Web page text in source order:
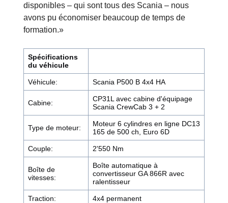
disponibles – qui sont tous des Scania – nous
avons pu économiser beaucoup de temps de
formation.»
Spécifications
du véhicule
Véhicule: Scania P500 B 4x4 HA
Cabine:
CP31L avec cabine d'équipage
Scania CrewCab 3 + 2
Type de moteur:
Moteur 6 cylindres en ligne DC13
165 de 500 ch, Euro 6D
Couple: 2'550 Nm
Boîte de
vitesses:
Boîte automatique à
convertisseur GA 866R avec
ralentisseur
Traction: 4x4 permanent